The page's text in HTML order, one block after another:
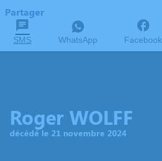
Partager
SMS WhatsApp Facebook
Roger WOLFF
décédé le 21 novembre 2024